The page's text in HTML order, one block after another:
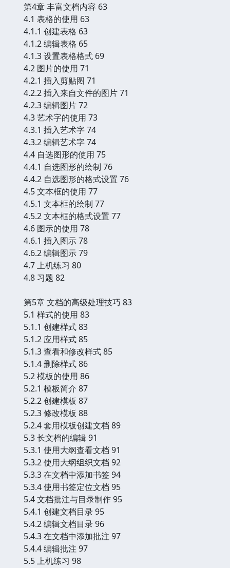
第4章 丰富文档内容 63
4.1 表格的使用 63
4.1.1 创建表格 63
4.1.2 编辑表格 65
4.1.3 设置表格格式 69
4.2 图片的使用 71
4.2.1 插入剪贴图 71
4.2.2 插入来自文件的图片 71
4.2.3 编辑图片 72
4.3 艺术字的使用 73
4.3.1 插入艺术字 74
4.3.2 编辑艺术字 74
4.4 自选图形的使用 75
4.4.1 自选图形的绘制 76
4.4.2 自选图形的格式设置 76
4.5 文本框的使用 77
4.5.1 文本框的绘制 77
4.5.2 文本框的格式设置 77
4.6 图示的使用 78
4.6.1 插入图示 78
4.6.2 编辑图示 79
4.7 上机练习 80
4.8 习题 82
第5章 文档的高级处理技巧 83
5.1 样式的使用 83
5.1.1 创建样式 83
5.1.2 应用样式 85
5.1.3 查看和修改样式 85
5.1.4 删除样式 86
5.2 模板的使用 86
5.2.1 模板简介 87
5.2.2 创建模板 87
5.2.3 修改模板 88
5.2.4 套用模板创建文档 89
5.3 长文档的编辑 91
5.3.1 使用大纲查看文档 91
5.3.2 使用大纲组织文档 92
5.3.3 在文档中添加书签 94
5.3.4 使用书签定位文档 95
5.4 文档批注与目录制作 95
5.4.1 创建文档目录 95
5.4.2 编辑文档目录 96
5.4.3 在文档中添加批注 97
5.4.4 编辑批注 97
5.5 上机练习 98